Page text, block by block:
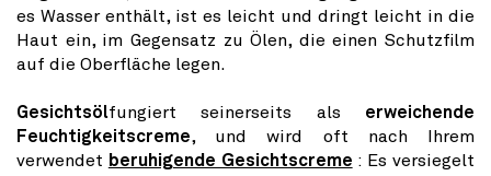
es Wasser enthält, ist es leicht und dringt leicht in die
Haut ein, im Gegensatz zu Ölen, die einen Schutzfilm
auf die Oberfläche legen.
Gesichtsölfungiert seinerseits als erweichende
Feuchtigkeitscreme, und wird oft nach Ihrem
verwendet beruhigende Gesichtscreme : Es versiegelt